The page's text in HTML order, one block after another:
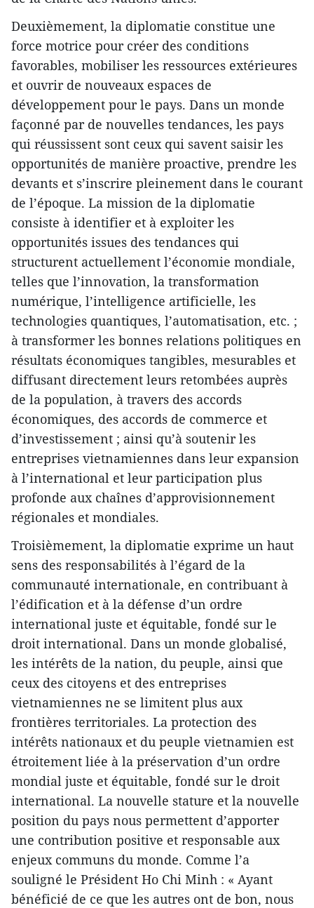
Deuxièmement, la diplomatie constitue une
force motrice pour créer des conditions
favorables, mobiliser les ressources extérieures
et ouvrir de nouveaux espaces de
développement pour le pays. Dans un monde
façonné par de nouvelles tendances, les pays
qui réussissent sont ceux qui savent saisir les
opportunités de manière proactive, prendre les
devants et s’inscrire pleinement dans le courant
de l’époque. La mission de la diplomatie
consiste à identifier et à exploiter les
opportunités issues des tendances qui
structurent actuellement l’économie mondiale,
telles que l’innovation, la transformation
numérique, l’intelligence artificielle, les
technologies quantiques, l’automatisation, etc. ;
à transformer les bonnes relations politiques en
résultats économiques tangibles, mesurables et
diffusant directement leurs retombées auprès
de la population, à travers des accords
économiques, des accords de commerce et
d’investissement ; ainsi qu’à soutenir les
entreprises vietnamiennes dans leur expansion
à l’international et leur participation plus
profonde aux chaînes d’approvisionnement
régionales et mondiales.
Troisièmement, la diplomatie exprime un haut
sens des responsabilités à l’égard de la
communauté internationale, en contribuant à
l’édification et à la défense d’un ordre
international juste et équitable, fondé sur le
droit international. Dans un monde globalisé,
les intérêts de la nation, du peuple, ainsi que
ceux des citoyens et des entreprises
vietnamiennes ne se limitent plus aux
frontières territoriales. La protection des
intérêts nationaux et du peuple vietnamien est
étroitement liée à la préservation d’un ordre
mondial juste et équitable, fondé sur le droit
international. La nouvelle stature et la nouvelle
position du pays nous permettent d’apporter
une contribution positive et responsable aux
enjeux communs du monde. Comme l’a
souligné le Président Ho Chi Minh : « Ayant
bénéficié de ce que les autres ont de bon, nous